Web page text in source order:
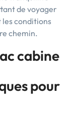
de voyager
les conditions
chemin.
cabine
pour